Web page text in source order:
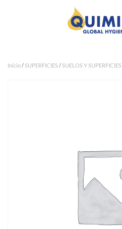
Ir al contenido principal
Inicio/ SUPERFICIES/ SUELOS Y SUPERFICIES